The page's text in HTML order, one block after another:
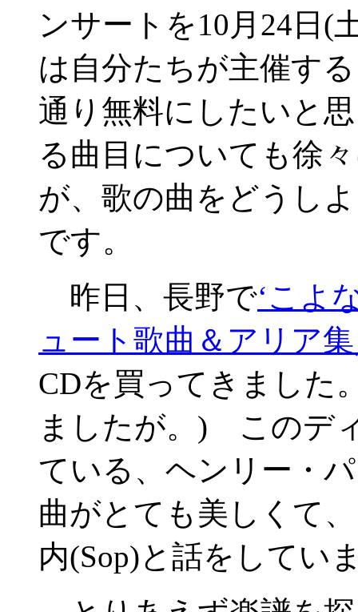
ンサートを10月24日(
は自分たちが主催す
通り無料にしたいと
る曲目についても徐
が、歌の曲をどうし
です。
昨日、長野で‘こよ
ュート歌曲＆アリア
CDを買ってきました
ましたが。) このデ
ている、ヘンリー・
曲がとても美しくて
内(Sop)と話をしてい